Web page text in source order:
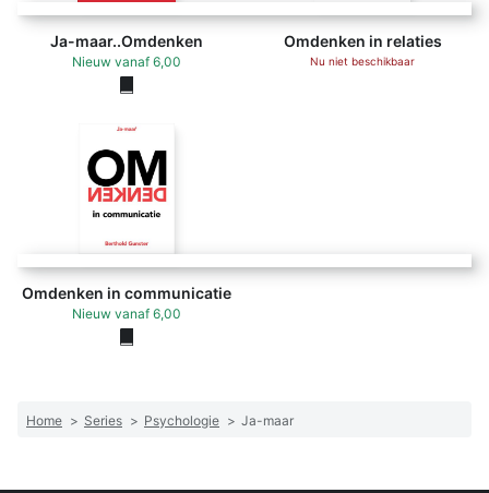
Ja-maar..Omdenken
Nieuw vanaf 6,00
Omdenken in relaties
Nu niet beschikbaar
Omdenken in communicatie
Nieuw vanaf 6,00
Home > Series > Psychologie > Ja-maar